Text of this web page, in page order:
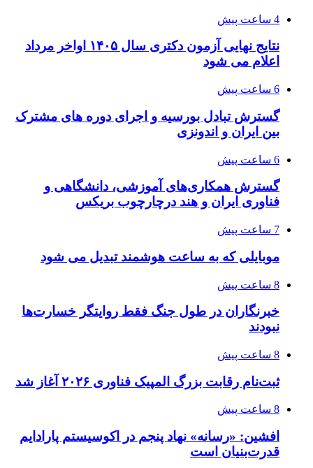
4 ساعت پیش
نتایج نهایی آزمون دکتری سال ۱۴۰۵ اواخر مرداد
اعلام می شود
6 ساعت پیش
گسترش تبادل بورسیه و اجرای دوره های مشترک
بین ایران و اندونزی
6 ساعت پیش
گسترش همکاری‌های آموزشی، دانشگاهی و
فناوری ایران و هند درچارچوب بریکس
7 ساعت پیش
موبایلی که به ساعت هوشمند تبدیل می شود
8 ساعت پیش
خبرنگاران در طول جنگ فقط روایتگر خسارت‌ها
نبودند
8 ساعت پیش
ثبت‌نام رقابت بزرگ المپیک فناوری ۲۰۲۶ آغاز شد
8 ساعت پیش
افشین: «رسانه» نهاد پنجم در اکوسیستم پارادایم
قدرت‌بنیان است